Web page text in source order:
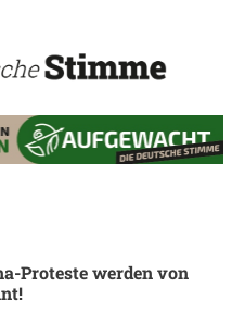
Proteste werden von